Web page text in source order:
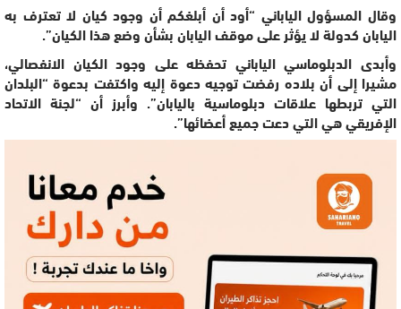
وقال المسؤول الياباني “أود أن أبلغكم أن وجود كيان لا تعترف به
اليابان كدولة لا يؤثر على موقف اليابان بشأن وضع هذا الكيان”.
وأبدى الدبلوماسي الياباني تحفظه على وجود الكيان الانفصالي،
مشيرا إلى أن بلاده رفضت توجيه دعوة إليه واكتفت بدعوة “البلدان
التي تربطها علاقات دبلوماسية باليابان”. وأبرز أن “لجنة الاتحاد
الإفريقي هي التي دعت جميع أعضائها”.